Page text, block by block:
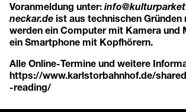
Voranmeldung unter:
neckar.de ist aus technischen
werden ein Computer mit Kamera und
ein Smartphone mit Kopfhörern.
Alle Online-Termine und weitere
https://www.karlstorbahnhof.de/
-reading/